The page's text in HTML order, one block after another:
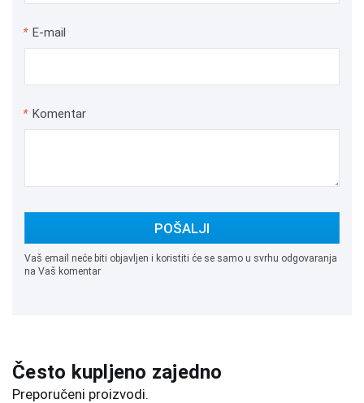
* E-mail
* Komentar
POŠALJI
Vaš email neće biti objavljen i koristiti će se samo u svrhu odgovaranja
na Vaš komentar
Često kupljeno zajedno
Preporučeni proizvodi.